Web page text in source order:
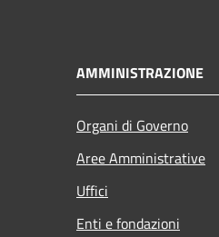
AMMINISTRAZIONE
Organi di Governo
Aree Amministrative
Uffici
Enti e fondazioni